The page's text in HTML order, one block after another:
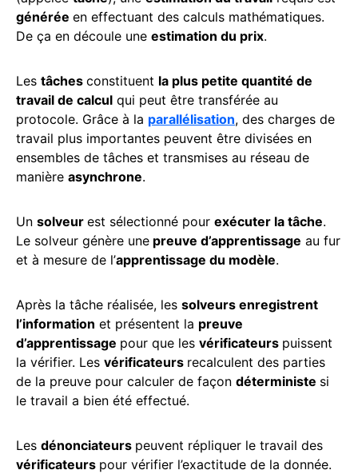
générée en effectuant des calculs mathématiques.
De ça en découle une estimation du prix.
Les tâches constituent la plus petite quantité de
travail de calcul qui peut être transférée au
protocole. Grâce à la parallélisation, des charges de
travail plus importantes peuvent être divisées en
ensembles de tâches et transmises au réseau de
manière asynchrone.
Un solveur est sélectionné pour exécuter la tâche.
Le solveur génère une preuve d’apprentissage au fur
et à mesure de l’apprentissage du modèle.
Après la tâche réalisée, les solveurs enregistrent
l’information et présentent la preuve
d’apprentissage pour que les vérificateurs puissent
la vérifier. Les vérificateurs recalculent des parties
de la preuve pour calculer de façon déterministe si
le travail a bien été effectué.
Les dénonciateurs peuvent répliquer le travail des
vérificateurs pour vérifier l’exactitude de la donnée.